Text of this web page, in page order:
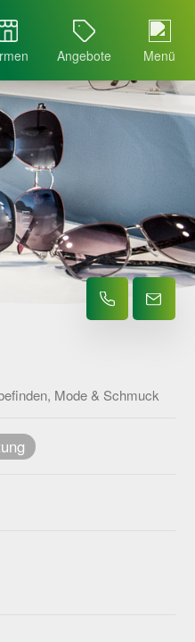
Angebote Menü
Mode & Schmuck